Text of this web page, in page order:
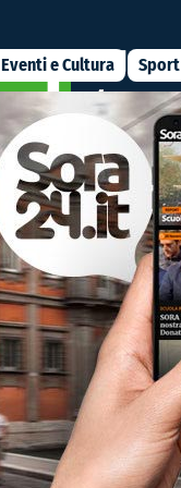
Eventi e Cultura Sport